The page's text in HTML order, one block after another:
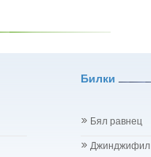
Билки
Бял равнец
Джинджифил